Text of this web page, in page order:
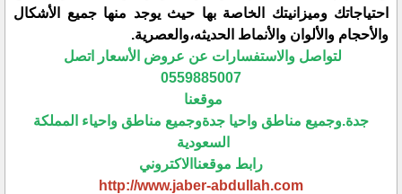
احتياجاتك وميزانيتك الخاصة بها حيث يوجد منها جميع الأشكال
والأحجام والألوان والأنماط الحديثه،والعصرية.
لتواصل والاستفسارات عن عروض الأسعار اتصل
0559885007
موقعنا
جدة.وجميع مناطق واحيا جدةوجميع مناطق واحياء المملكة
السعودية
رابط موقعناالاكتروني
http://www.jaber-abdullah.com